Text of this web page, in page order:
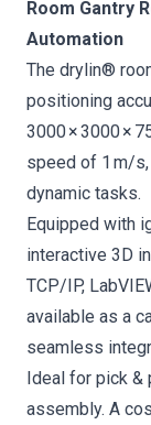
Room Gantry
Automation
The drylin®
positioning
3000 × 3000 ×
speed of 1 m/
dynamic tasks.
Equipped with
interactive 3D
TCP/IP,
available as a
seamless
Ideal for pick &
assembly. A